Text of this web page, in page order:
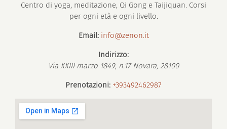
Centro di yoga, meditazione, Qi Gong e Taijiquan. Corsi
per ogni età e ogni livello.
Email: info@zenon.it
Indirizzo:
Via XXIII marzo 1849, n.17 Novara, 28100
Prenotazioni: +393492462987